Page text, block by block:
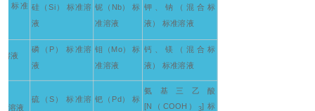
标准 硅（Si） 标准溶
液
铌（Nb） 标
准溶液
钾、钠（混合标
液） 标准溶液
溶液
磷（P） 标准溶
液
钼（Mo） 标
准溶液
钙、镁（混合标
液） 标准溶液
溶液
硫（S） 标准溶 钯（Pd） 标
氨基三乙酸
[N（COOH）3] 标